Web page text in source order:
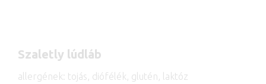
Szaletly lúdláb​
allergének: tojás, diófélék, glutén, laktóz